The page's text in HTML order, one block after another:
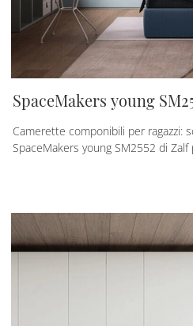
SpaceMakers young
Camerette componibili per ragazzi:
SpaceMakers young SM2552 di